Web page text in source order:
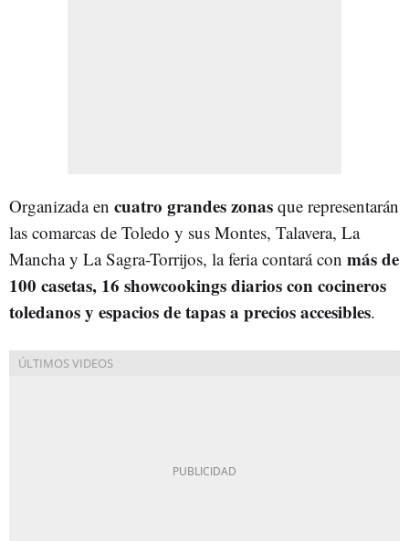
Organizada en cuatro grandes zonas que representarán
las comarcas de Toledo y sus Montes, Talavera, La
Mancha y La Sagra-Torrijos, la feria contará con más de
100 casetas, 16 showcookings diarios con cocineros
toledanos y espacios de tapas a precios accesibles.